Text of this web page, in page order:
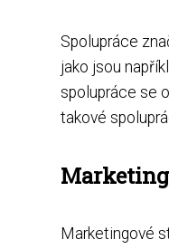
Spolupráce
jako jsou
spolupráce se
takové
Marketingové